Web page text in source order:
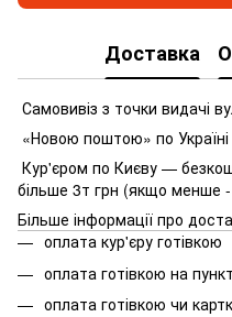
Доставка
Самовивіз з точки видачі
«Новою поштою» по
Кур'єром по Києву —
більше 3т грн (якщо менше
Більше інформації про
оплата кур'єру готівкою
оплата готівкою на
оплата готівкою чи